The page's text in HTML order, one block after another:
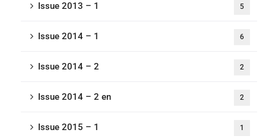
Issue 2013 – 1 5
Issue 2014 – 1 6
Issue 2014 – 2 2
Issue 2014 – 2 en 2
Issue 2015 – 1 1